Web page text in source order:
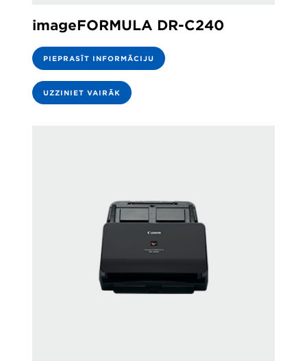
imageFORMULA DR-C240
PIEPRASĪT INFORMĀCIJU
UZZINIET VAIRĀK